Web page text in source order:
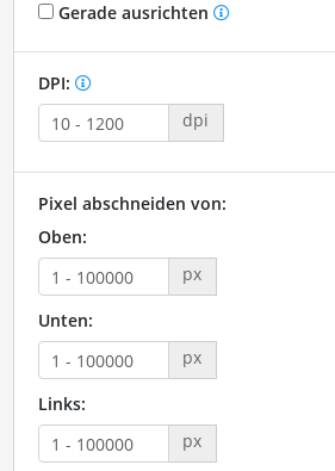
Gerade ausrichten
DPI:
dpi
Pixel abschneiden von:
Oben:
px
Unten:
px
Links:
px